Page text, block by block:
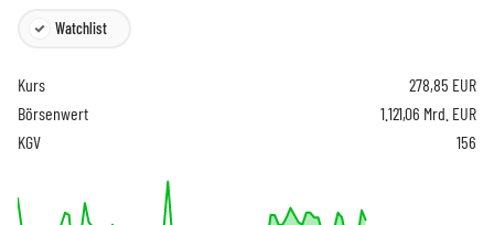
Watchlist
Kurs 278,85 EUR
Börsenwert
1.121,06 Mrd. EUR
KGV
156